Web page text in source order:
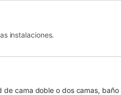
instalaciones.
de cama doble o dos camas,